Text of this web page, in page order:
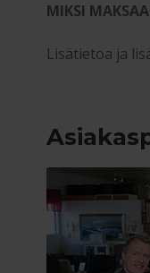
MIKSI
Lisätietoa ja